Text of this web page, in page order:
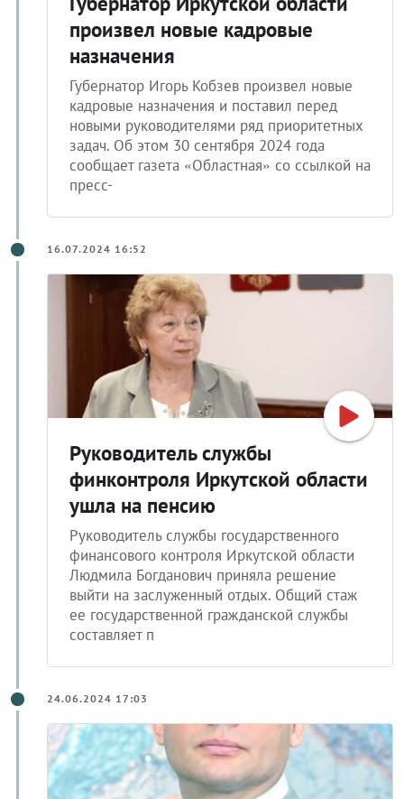
произвел новые кадровые
назначения
Губернатор Игорь Кобзев произвел новые
кадровые назначения и поставил перед
новыми руководителями ряд приоритетных
задач. Об этом 30 сентября 2024 года
сообщает газета «Областная» со ссылкой на
пресс-
16.07.2024 16:52
Руководитель службы
финконтроля Иркутской области
ушла на пенсию
Руководитель службы государственного
финансового контроля Иркутской области
Людмила Богданович приняла решение
выйти на заслуженный отдых. Общий стаж
ее государственной гражданской службы
составляет п
24.06.2024 17:03